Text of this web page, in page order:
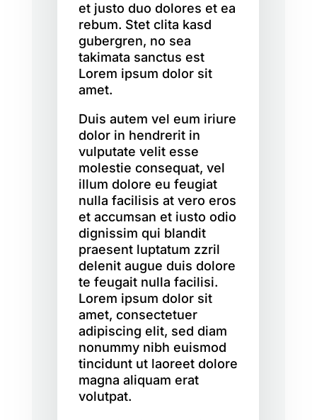
et justo duo dolores et ea
rebum. Stet clita kasd
gubergren, no sea
takimata sanctus est
Lorem ipsum dolor sit
amet.
Duis autem vel eum iriure
dolor in hendrerit in
vulputate velit esse
molestie consequat, vel
illum dolore eu feugiat
nulla facilisis at vero eros
et accumsan et iusto odio
dignissim qui blandit
praesent luptatum zzril
delenit augue duis dolore
te feugait nulla facilisi.
Lorem ipsum dolor sit
amet, consectetuer
adipiscing elit, sed diam
nonummy nibh euismod
tincidunt ut laoreet dolore
magna aliquam erat
volutpat.